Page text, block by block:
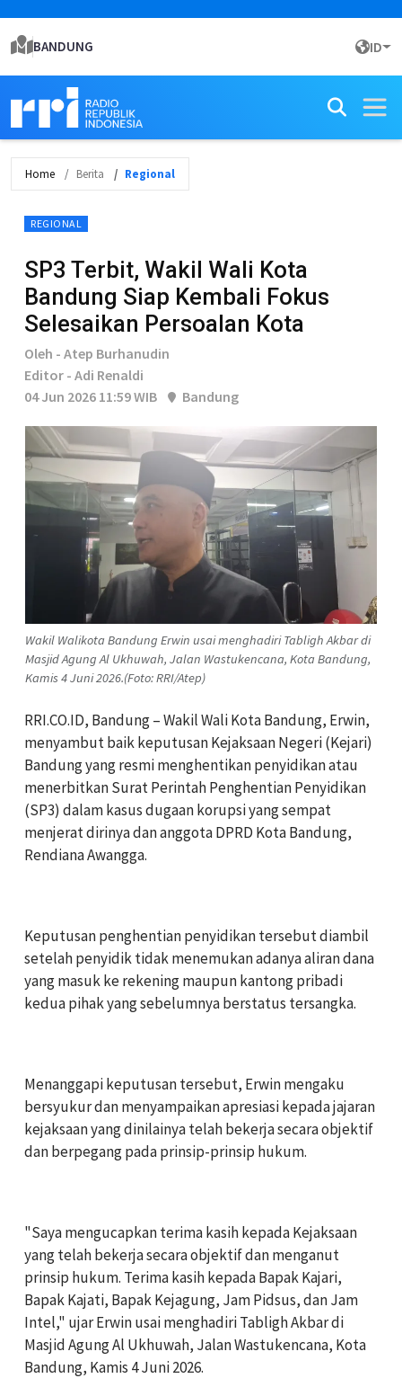
BANDUNG ID
Home Berita Regional
REGIONAL
SP3 Terbit, Wakil Wali Kota
Bandung Siap Kembali Fokus
Selesaikan Persoalan Kota
Oleh - Atep Burhanudin
Editor - Adi Renaldi
04 Jun 2026 11:59 WIB
Bandung
Wakil Walikota Bandung Erwin usai menghadiri Tabligh Akbar di
Masjid Agung Al Ukhuwah, Jalan Wastukencana, Kota Bandung,
Kamis 4 Juni 2026.(Foto: RRI/Atep)
RRI.CO.ID, Bandung – Wakil Wali Kota Bandung, Erwin,
menyambut baik keputusan Kejaksaan Negeri (Kejari)
Bandung yang resmi menghentikan penyidikan atau
menerbitkan Surat Perintah Penghentian Penyidikan
(SP3) dalam kasus dugaan korupsi yang sempat
menjerat dirinya dan anggota DPRD Kota Bandung,
Rendiana Awangga.
‎Keputusan penghentian penyidikan tersebut diambil
setelah penyidik tidak menemukan adanya aliran dana
yang masuk ke rekening maupun kantong pribadi
kedua pihak yang sebelumnya berstatus tersangka.
‎Menanggapi keputusan tersebut, Erwin mengaku
bersyukur dan menyampaikan apresiasi kepada jajaran
kejaksaan yang dinilainya telah bekerja secara objektif
dan berpegang pada prinsip-prinsip hukum.
‎"Saya mengucapkan terima kasih kepada Kejaksaan
yang telah bekerja secara objektif dan menganut
prinsip hukum. Terima kasih kepada Bapak Kajari,
Bapak Kajati, Bapak Kejagung, Jam Pidsus, dan Jam
Intel," ujar Erwin usai menghadiri Tabligh Akbar di
Masjid Agung Al Ukhuwah, Jalan Wastukencana, Kota
Bandung, Kamis 4 Juni 2026.